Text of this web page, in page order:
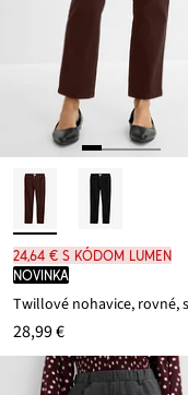
24,64 € s kódom LUMEN
novinka
28,99 €